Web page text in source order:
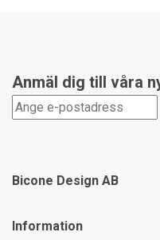
Anmäl dig till våra
Bicone Design AB
Information